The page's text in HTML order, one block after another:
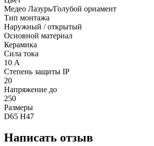
Медео Лазурь/Голубой орнамент
Тип монтажа
Наружный / открытый
Основной материал
Керамика
Сила тока
10 А
Степень защиты IP
20
Напряжение до
250
Размеры
D65 H47
Написать отзыв